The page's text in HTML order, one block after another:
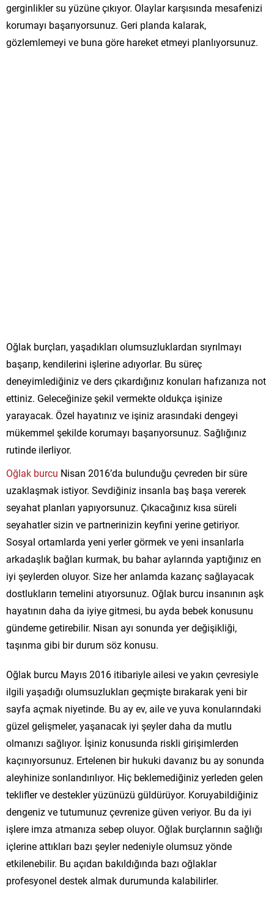
gerginlikler su yüzüne çıkıyor. Olaylar karşısında mesafenizi
korumayı başarıyorsunuz. Geri planda kalarak,
gözlemlemeyi ve buna göre hareket etmeyi planlıyorsunuz.
Oğlak burçları, yaşadıkları olumsuzluklardan sıyrılmayı
başarıp, kendilerini işlerine adıyorlar. Bu süreç
deneyimlediğiniz ve ders çıkardığınız konuları hafızanıza not
ettiniz. Geleceğinize şekil vermekte oldukça işinize
yarayacak. Özel hayatınız ve işiniz arasındaki dengeyi
mükemmel şekilde korumayı başarıyorsunuz. Sağlığınız
rutinde ilerliyor.
Oğlak burcu Nisan 2016’da bulunduğu çevreden bir süre
uzaklaşmak istiyor. Sevdiğiniz insanla baş başa vererek
seyahat planları yapıyorsunuz. Çıkacağınız kısa süreli
seyahatler sizin ve partnerinizin keyfini yerine getiriyor.
Sosyal ortamlarda yeni yerler görmek ve yeni insanlarla
arkadaşlık bağları kurmak, bu bahar aylarında yaptığınız en
iyi şeylerden oluyor. Size her anlamda kazanç sağlayacak
dostlukların temelini atıyorsunuz. Oğlak burcu insanının aşk
hayatının daha da iyiye gitmesi, bu ayda bebek konusunu
gündeme getirebilir. Nisan ayı sonunda yer değişikliği,
taşınma gibi bir durum söz konusu.
Oğlak burcu Mayıs 2016 itibariyle ailesi ve yakın çevresiyle
ilgili yaşadığı olumsuzlukları geçmişte bırakarak yeni bir
sayfa açmak niyetinde. Bu ay ev, aile ve yuva konularındaki
güzel gelişmeler, yaşanacak iyi şeyler daha da mutlu
olmanızı sağlıyor. İşiniz konusunda riskli girişimlerden
kaçınıyorsunuz. Ertelenen bir hukuki davanız bu ay sonunda
aleyhinize sonlandırılıyor. Hiç beklemediğiniz yerleden gelen
teklifler ve destekler yüzünüzü güldürüyor. Koruyabildiğiniz
dengeniz ve tutumunuz çevrenize güven veriyor. Bu da iyi
işlere imza atmanıza sebep oluyor. Oğlak burçlarının sağlığı
içlerine attıkları bazı şeyler nedeniyle olumsuz yönde
etkilenebilir. Bu açıdan bakıldığında bazı oğlaklar
profesyonel destek almak durumunda kalabilirler.